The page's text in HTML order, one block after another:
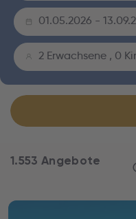
01.05.2026 -
2 Erwachsene , 0
1.553 Angebote